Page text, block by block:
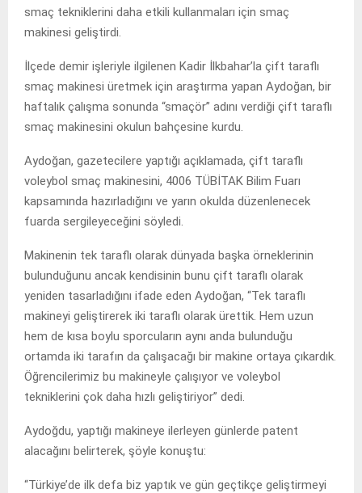
smaç tekniklerini daha etkili kullanmaları için smaç
makinesi geliştirdi.
İlçede demir işleriyle ilgilenen Kadir İlkbahar’la çift taraflı
smaç makinesi üretmek için araştırma yapan Aydoğan, bir
haftalık çalışma sonunda “smaçör” adını verdiği çift taraflı
smaç makinesini okulun bahçesine kurdu.
Aydoğan, gazetecilere yaptığı açıklamada, çift taraflı
voleybol smaç makinesini, 4006 TÜBİTAK Bilim Fuarı
kapsamında hazırladığını ve yarın okulda düzenlenecek
fuarda sergileyeceğini söyledi.
Makinenin tek taraflı olarak dünyada başka örneklerinin
bulunduğunu ancak kendisinin bunu çift taraflı olarak
yeniden tasarladığını ifade eden Aydoğan, “Tek taraflı
makineyi geliştirerek iki taraflı olarak ürettik. Hem uzun
hem de kısa boylu sporcuların aynı anda bulunduğu
ortamda iki tarafın da çalışacağı bir makine ortaya çıkardık.
Öğrencilerimiz bu makineyle çalışıyor ve voleybol
tekniklerini çok daha hızlı geliştiriyor” dedi.
Aydoğdu, yaptığı makineye ilerleyen günlerde patent
alacağını belirterek, şöyle konuştu:
“Türkiye’de ilk defa biz yaptık ve gün geçtikçe geliştirmeyi